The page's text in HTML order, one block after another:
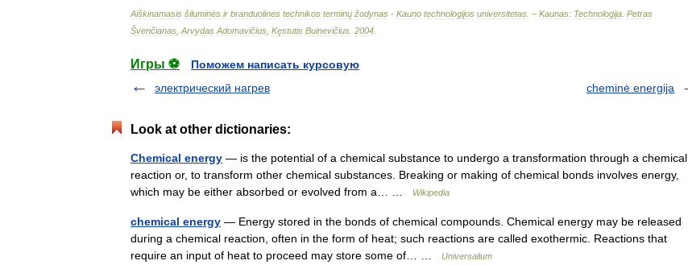
Aiškinamasis šiluminės ir branduolinės technikos terminų žodynas - Kauno technologijos universitetas . – Kaunas: Technologija Petras
Švenčianas Arvydas Adomavičius Kęstutis Buinevičius 2004
Игры ⚽
Поможем написать курсовую
электрический нагрев
cheminė energija
Look at other dictionaries:
Chemical energy — is the potential of a chemical substance to undergo a transformation through a chemical
reaction or, to transform other chemical substances. Breaking or making of chemical bonds involves energy,
which may be either absorbed or evolved from a… …
Wikipedia
chemical energy — Energy stored in the bonds of chemical compounds. Chemical energy may be released
during a chemical reaction, often in the form of heat; such reactions are called exothermic. Reactions that
require an input of heat to proceed may store some of… …
Universalium